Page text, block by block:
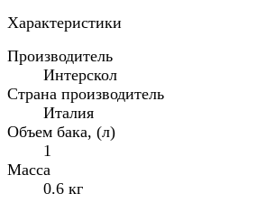
Характеристики
Производитель
Интерскол
Страна производитель
Италия
Объем бака, (л)
1
Масса
0.6 кг